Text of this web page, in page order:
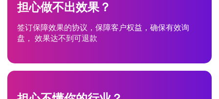
担心做不出效果？
签订保障效果的协议，保障客户权益，确保有效询
盘， 效果达不到可退款